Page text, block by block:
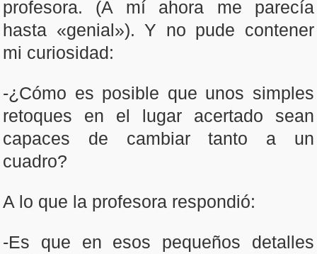
profesora. (A mí ahora me parecía
hasta «genial»). Y no pude contener
mi curiosidad:
-¿Cómo es posible que unos simples
retoques en el lugar acertado sean
capaces de cambiar tanto a un
cuadro?
A lo que la profesora respondió:
-Es que en esos pequeños detalles